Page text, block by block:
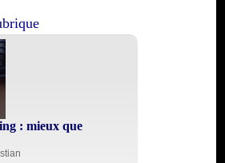
: mieux que